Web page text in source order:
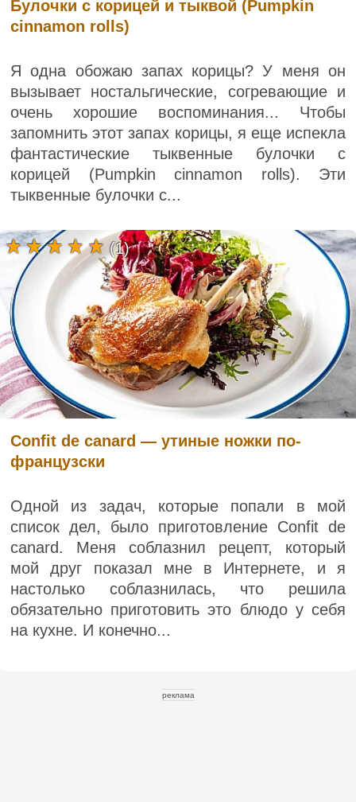
Булочки с корицей и тыквой (Pumpkin
cinnamon rolls)
Я одна обожаю запах корицы? У меня он
вызывает ностальгические, согревающие и
очень хорошие воспоминания... Чтобы
запомнить этот запах корицы, я еще испекла
фантастические тыквенные булочки с
корицей (Pumpkin cinnamon rolls). Эти
тыквенные булочки с...
Confit de canard — утиные ножки по-
французски
Одной из задач, которые попали в мой
список дел, было приготовление Confit de
canard. Меня соблазнил рецепт, который
мой друг показал мне в Интернете, и я
настолько соблазнилась, что решила
обязательно приготовить это блюдо у себя
на кухне. И конечно...
(1)
реклама